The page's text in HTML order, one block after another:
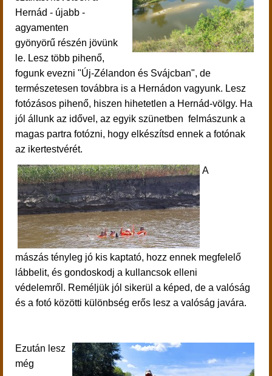
Hernád - újabb -
agyamenten
gyönyörű részén jövünk
le. Lesz több pihenő,
fogunk evezni "Új-Zélandon és Svájcban", de
természetesen továbbra is a Hernádon vagyunk. Lesz
fotózásos pihenő, hiszen hihetetlen a Hernád-völgy. Ha
jól állunk az idővel, az egyik szünetben felmászunk a
magas partra fotózni, hogy elkészítsd ennek a fotónak
az ikertestvérét.
A
mászás tényleg jó kis kaptató, hozz ennek megfelelő
lábbelit, és gondoskodj a kullancsok elleni
védelemről. Reméljük jól sikerül a képed, de a valóság
és a fotó közötti különbség erős lesz a valóság javára.
Ezután lesz
még